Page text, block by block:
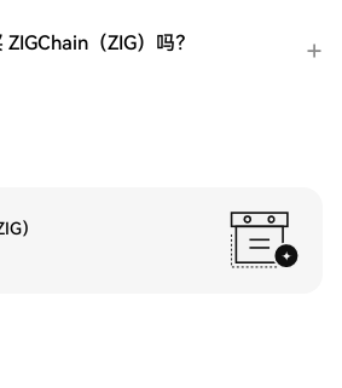
（ZIG）吗？
）